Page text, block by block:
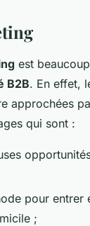
est
B2B. En effet,
approchées
qui sont :
pour entrer
;